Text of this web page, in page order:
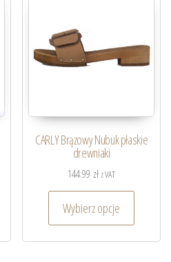
CARLY Brązowy Nubuk płaskie
drewniaki
144.99 zł z VAT
Wybierz opcje